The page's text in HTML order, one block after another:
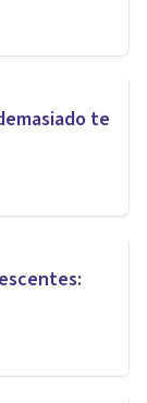
te